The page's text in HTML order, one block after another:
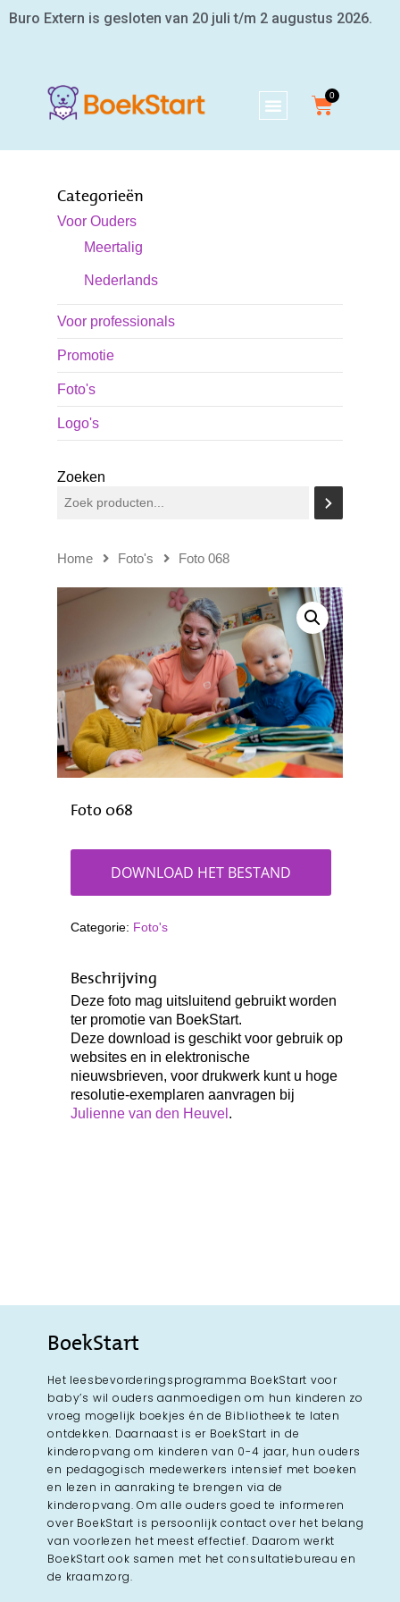
Buro Extern is gesloten van 20 juli t/m 2 augustus 2026.
Categorieën
Voor Ouders
Meertalig
Nederlands
Voor professionals
Promotie
Foto's
Logo's
Zoeken
Home Foto's Foto 068
Foto 068
DOWNLOAD HET BESTAND
Categorie: Foto's
Beschrijving
Deze foto mag uitsluitend gebruikt worden
ter promotie van BoekStart.
Deze download is geschikt voor gebruik op
websites en in elektronische
nieuwsbrieven, voor drukwerk kunt u hoge
resolutie-exemplaren aanvragen bij
Julienne van den Heuvel .
BoekStart
Het leesbevorderingsprogramma BoekStart voor
baby’s wil ouders aanmoedigen om hun kinderen zo
vroeg mogelijk boekjes én de Bibliotheek te laten
ontdekken. Daarnaast is er BoekStart in de
kinderopvang om kinderen van 0-4 jaar, hun ouders
en pedagogisch medewerkers intensief met boeken
en lezen in aanraking te brengen via de
kinderopvang. Om alle ouders goed te informeren
over BoekStart is persoonlijk contact over het belang
van voorlezen het meest effectief. Daarom werkt
BoekStart ook samen met het consultatiebureau en
de kraamzorg.